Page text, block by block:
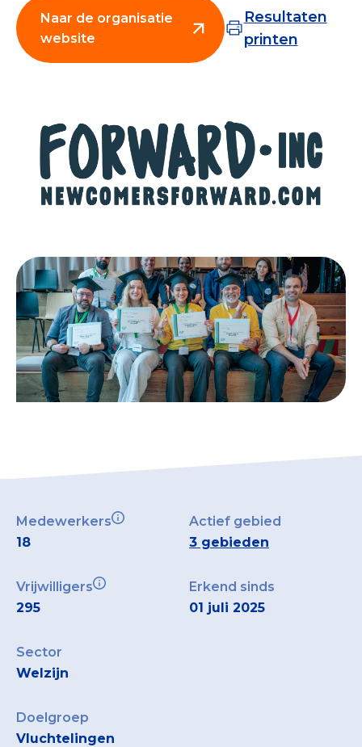
Nieuws
Over het CBF
Register Erkende Donatieplatformen
Naar de organisatie
website
Resultaten
printen
Medewerkers
18
Actief gebied
3 gebieden
Vrijwilligers
295
Erkend sinds
01 juli 2025
Sector
Welzijn
Doelgroep
Vluchtelingen